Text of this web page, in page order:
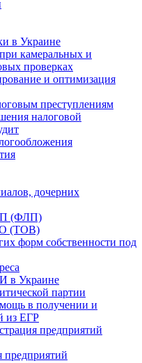
в Украине
камеральных и
проверках
и оптимизация
преступлениям
налоговой
дочерних
(ФЛП)
(ТОВ)
форм собственности под
в Украине
партии
в получении и
из ЕГР
предприятий
предприятий